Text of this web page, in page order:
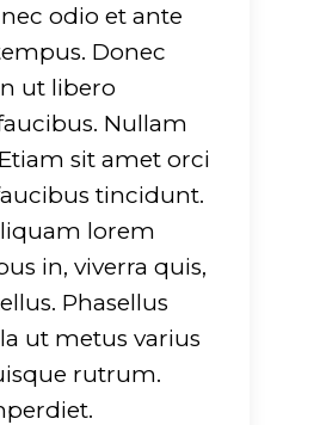
odio et ante
Donec
ut libero
Nullam
sit amet orci
tincidunt.
lorem
in, viverra quis,
Phasellus
ut metus varius
rutrum.